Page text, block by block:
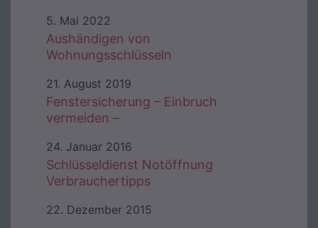
5. Mai 2022
Aushändigen von
Wohnungsschlüsseln
21. August 2019
Fenstersicherung – Einbruch
vermeiden –
24. Januar 2016
Schlüsseldienst Notöffnung
Verbrauchertipps
22. Dezember 2015